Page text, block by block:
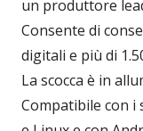
un produttore
Consente di
digitali e più di
La scocca è in
Compatibile con i